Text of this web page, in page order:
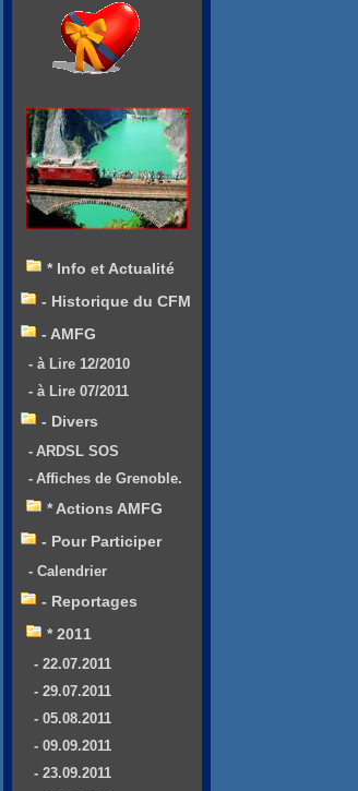
* Info et Actualité
- Historique du CFM
- AMFG
- à Lire 12/2010
- à Lire 07/2011
- Divers
- ARDSL SOS
- Affiches de Grenoble.
* Actions AMFG
- Pour Participer
- Calendrier
- Reportages
* 2011
- 22.07.2011
- 29.07.2011
- 05.08.2011
- 09.09.2011
- 23.09.2011